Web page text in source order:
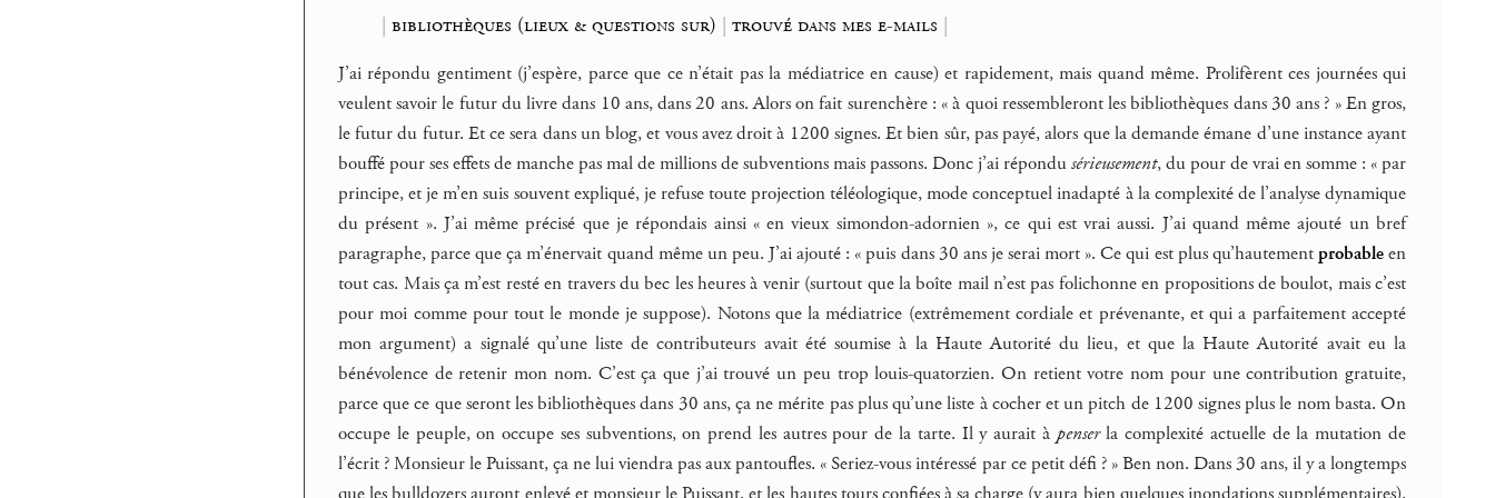
|bibliothèques (lieux & questions sur) |trouvé dans mes e-mails |
J’ai répondu gentiment (j’espère, parce que ce n’était pas la médiatrice en cause) et rapidement, mais quand même. Prolifèrent ces journées qui
veulent savoir le futur du livre dans 10 ans, dans 20 ans. Alors on fait surenchère : « à quoi ressembleront les bibliothèques dans 30 ans ? » En gros,
le futur du futur. Et ce sera dans un blog, et vous avez droit à 1200 signes. Et bien sûr, pas payé, alors que la demande émane d’une instance ayant
bouffé pour ses effets de manche pas mal de millions de subventions mais passons. Donc j’ai répondusérieusement, du pour de vrai en somme : « par
principe, et je m’en suis souvent expliqué, je refuse toute projection téléologique, mode conceptuel inadapté à la complexité de l’analyse dynamique
du présent ». J’ai même précisé que je répondais ainsi « en vieux simondon-adornien », ce qui est vrai aussi. J’ai quand même ajouté un bref
paragraphe, parce que ça m’énervait quand même un peu. J’ai ajouté : « puis dans 30 ans je serai mort ». Ce qui est plus qu’hautementprobableen
tout cas. Mais ça m’est resté en travers du bec les heures à venir (surtout que la boîte mail n’est pas folichonne en propositions de boulot, mais c’est
pour moi comme pour tout le monde je suppose). Notons que la médiatrice (extrêmement cordiale et prévenante, et qui a parfaitement accepté
mon argument) a signalé qu’une liste de contributeurs avait été soumise à la Haute Autorité du lieu, et que la Haute Autorité avait eu la
bénévolence de retenir mon nom. C’est ça que j’ai trouvé un peu trop louis-quatorzien. On retient votre nom pour une contribution gratuite,
parce que ce que seront les bibliothèques dans 30 ans, ça ne mérite pas plus qu’une liste à cocher et un pitch de 1200 signes plus le nom basta. On
occupe le peuple, on occupe ses subventions, on prend les autres pour de la tarte. Il y aurait à penserla complexité actuelle de la mutation de
l’écrit ? Monsieur le Puissant, ça ne lui viendra pas aux pantoufles. « Seriez-vous intéressé par ce petit défi ? » Ben non. Dans 30 ans, il y a longtemps